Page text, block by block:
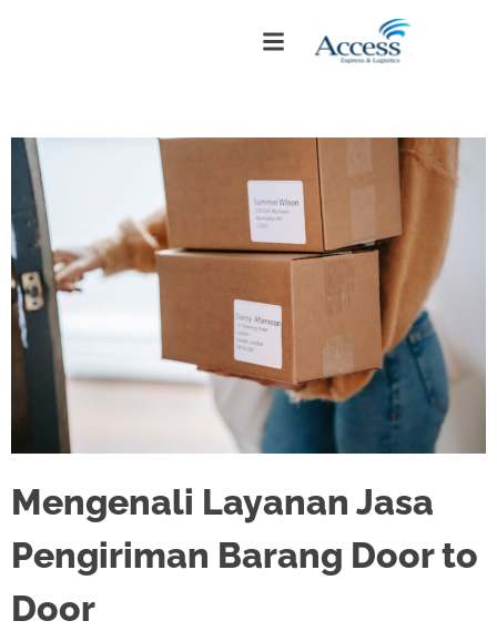
Mengenali Layanan Jasa
Pengiriman Barang Door to
Door